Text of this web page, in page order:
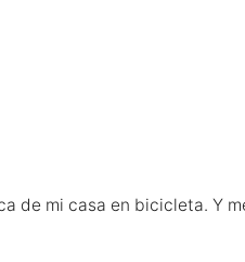
de mi casa en bicicleta. Y